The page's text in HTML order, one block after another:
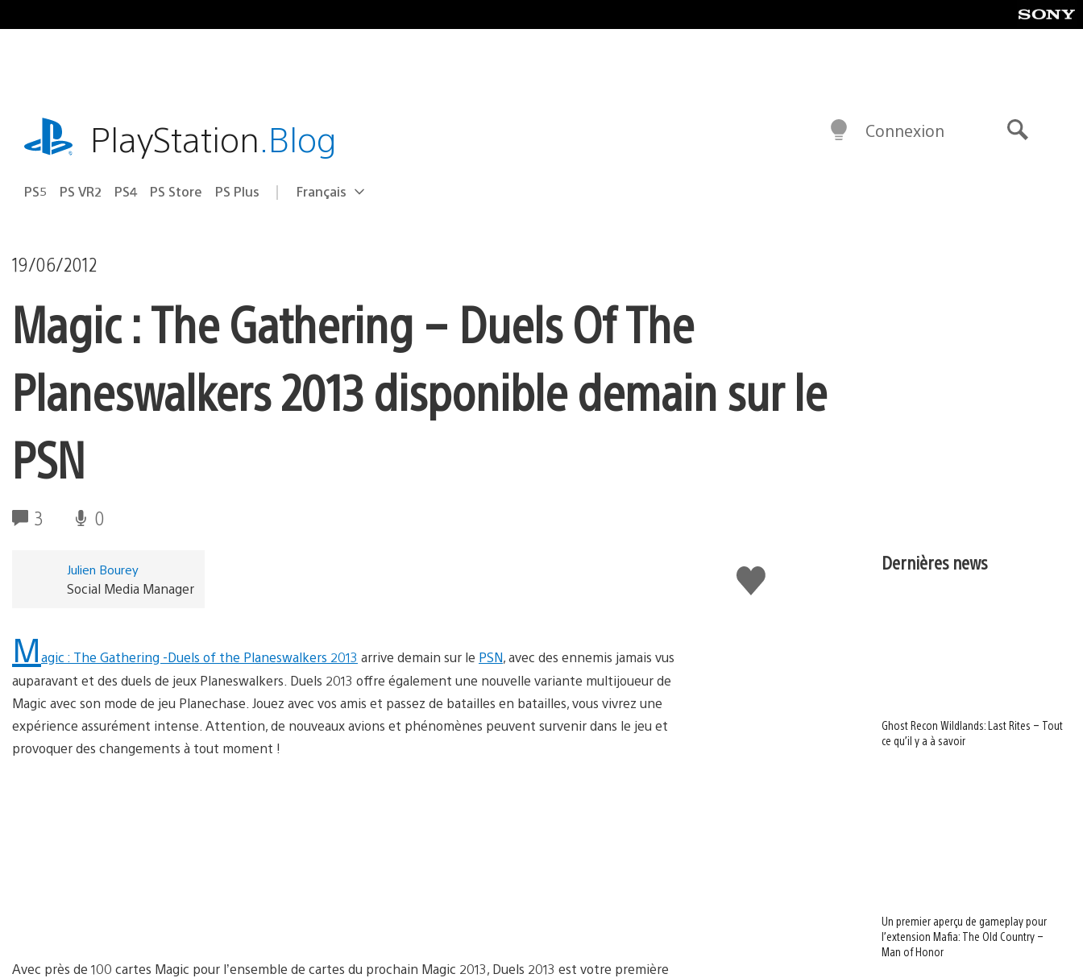
au
playstation.comPlayStation.Blog
PS5 PS VR2 PS4 PS Store PS Plus Choisir
Région
Français
Connexion
19/06/2012
Magic : The Gathering – Duels Of The
Planeswalkers 2013 disponible demain sur le
PSN
3 0
J'aime
Julien Bourey
Social Media Manager
Magic : The Gathering -Duels of the Planeswalkers 2013 arrive demain sur le PSN, avec des ennemis jamais vus
auparavant et des duels de jeux Planeswalkers. Duels 2013 offre également une nouvelle variante multijoueur de
Magic avec son mode de jeu Planechase. Jouez avec vos amis et passez de batailles en batailles, vous vivrez une
expérience assurément intense. Attention, de nouveaux avions et phénomènes peuvent survenir dans le jeu et
provoquer des changements à tout moment !
Avec près de 100 cartes Magic pour l’ensemble de cartes du prochain Magic 2013, Duels 2013 est votre première
Dernières news
Ghost Recon Wildlands: Last Rites – Tout
ce qu’il y a à savoir
Un premier aperçu de gameplay pour
l’extension Mafia: The Old Country –
Man of Honor